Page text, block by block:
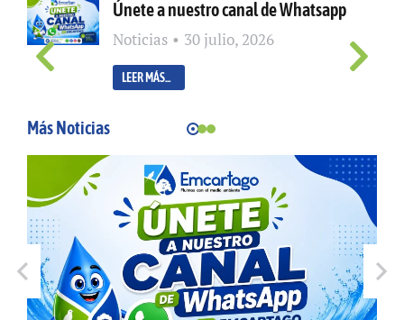
Únete a nuestro canal de Whatsapp
Noticias
30 julio, 2026
LEER MÁS...
Más Noticias